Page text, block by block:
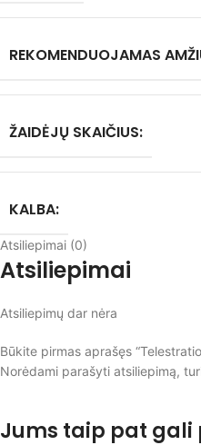
REKOMENDUOJAMAS
ŽAIDĖJŲ SKAIČIUS:
KALBA:
Atsiliepimai (0)
Atsiliepimai
Atsiliepimų dar nėra
Būkite pirmas aprašęs
Norėdami parašyti atsiliepimą,
Jums taip pat gali